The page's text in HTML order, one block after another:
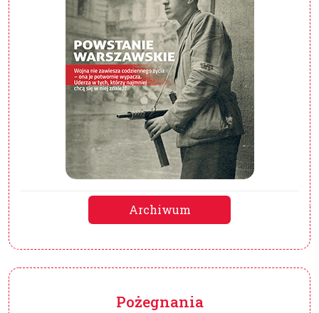
Archiwum
Pożegnania